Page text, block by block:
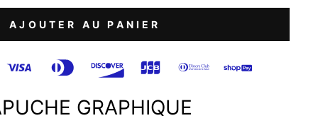
AJOUTER AU PANIER
GRAPHIQUE